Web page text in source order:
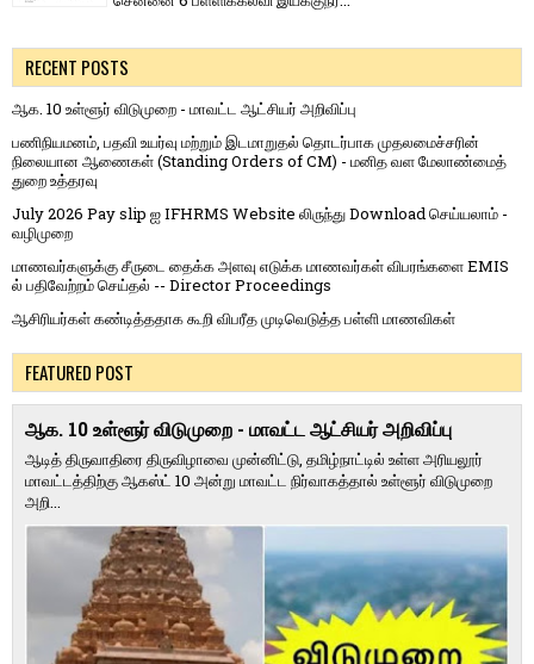
RECENT POSTS
ஆக. 10 உள்ளூர் விடுமுறை - மாவட்ட ஆட்சியர் அறிவிப்பு
பணிநியமனம், பதவி உயர்வு மற்றும் இடமாறுதல் தொடர்பாக முதலமைச்சரின்
நிலையான ஆணைகள் (Standing Orders of CM) - மனித வள மேலாண்மைத்
துறை உத்தரவு
July 2026 Pay slip ஐ IFHRMS Website லிருந்து Download செய்யலாம் -
வழிமுறை
மாணவர்களுக்கு சீருடை தைக்க அளவு எடுக்க மாணவர்கள் விபரங்களை EMIS
ல் பதிவேற்றம் செய்தல் -- Director Proceedings
ஆசிரியர்கள் கண்டித்ததாக கூறி விபரீத முடிவெடுத்த பள்ளி மாணவிகள்
FEATURED POST
ஆக. 10 உள்ளூர் விடுமுறை - மாவட்ட ஆட்சியர் அறிவிப்பு
ஆடித் திருவாதிரை திருவிழாவை முன்னிட்டு, தமிழ்நாட்டில் உள்ள அரியலூர்
மாவட்டத்திற்கு ஆகஸ்ட் 10 அன்று மாவட்ட நிர்வாகத்தால் உள்ளூர் விடுமுறை
அறி...